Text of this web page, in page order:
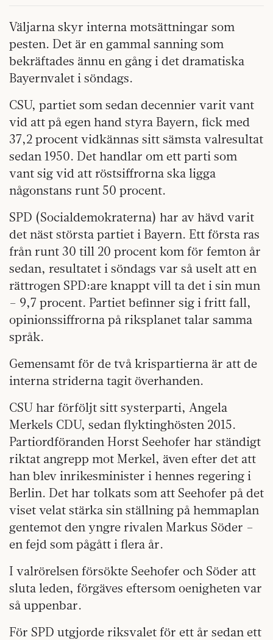
Väljarna skyr interna motsättningar som
pesten. Det är en gammal sanning som
bekräftades ännu en gång i det dramatiska
Bayernvalet i söndags.
CSU, partiet som sedan decennier varit vant
vid att på egen hand styra Bayern, fick med
37,2 procent vidkännas sitt sämsta valresultat
sedan 1950. Det handlar om ett parti som
vant sig vid att röstsiffrorna ska ligga
någonstans runt 50 procent.
SPD (Socialdemokraterna) har av hävd varit
det näst största partiet i Bayern. Ett första ras
från runt 30 till 20 procent kom för femton år
sedan, resultatet i söndags var så uselt att en
rättrogen SPD:are knappt vill ta det i sin mun
– 9,7 procent. Partiet befinner sig i fritt fall,
opinionssiffrorna på riksplanet talar samma
språk.
Gemensamt för de två krispartierna är att de
interna striderna tagit överhanden.
CSU har förföljt sitt systerparti, An­gela
Merkels CDU, sedan flyktinghösten 2015.
Partiordföranden Horst Seehofer har ständigt
riktat angrepp mot Merkel, även efter det att
han blev inrikesminister i hennes regering i
Berlin. Det har tolkats som att Seehofer på det
viset velat stärka sin ställning på hemmaplan
gentemot den yngre rivalen Markus Söder –
en fejd som pågått i flera år.
I valrörelsen försökte Seehofer och Söder att
sluta leden, förgäves eftersom oenigheten var
så uppenbar.
För SPD utgjorde riksvalet för ett år sedan ett